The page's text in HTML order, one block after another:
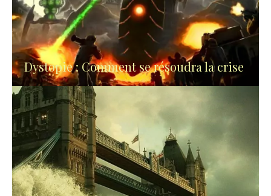
Dystopie : Comment se résoudra la crise